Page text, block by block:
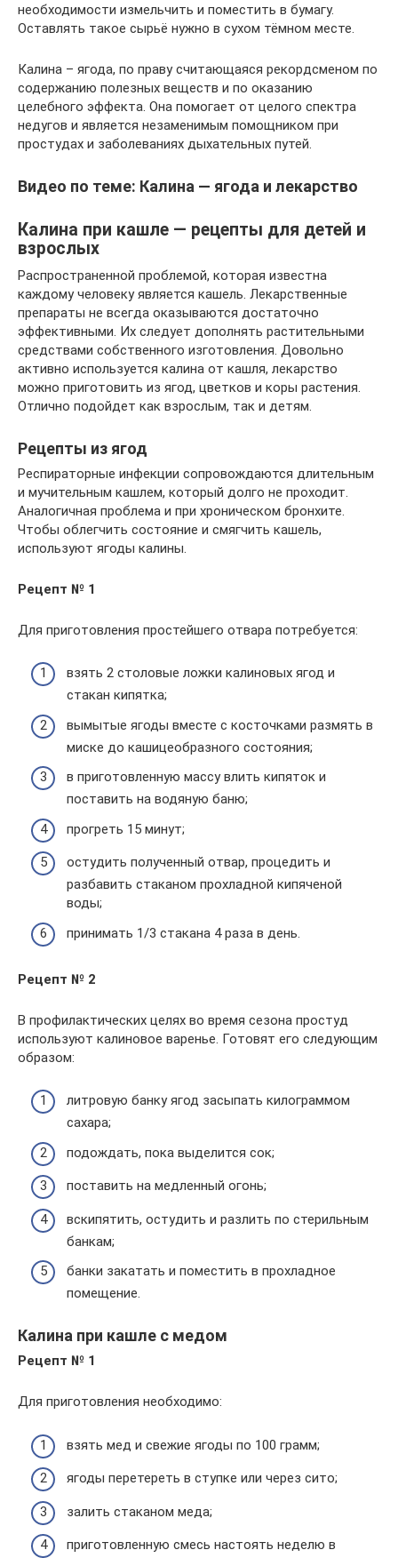
необходимости измельчить и поместить в бумагу.
Оставлять такое сырьё нужно в сухом тёмном месте.
Калина – ягода, по праву считающаяся рекордсменом по
содержанию полезных веществ и по оказанию
целебного эффекта. Она помогает от целого спектра
недугов и является незаменимым помощником при
простудах и заболеваниях дыхательных путей.
Видео по теме: Калина — ягода и лекарство
Калина при кашле — рецепты для детей и
взрослых
Распространенной проблемой, которая известна
каждому человеку является кашель. Лекарственные
препараты не всегда оказываются достаточно
эффективными. Их следует дополнять растительными
средствами собственного изготовления. Довольно
активно используется калина от кашля, лекарство
можно приготовить из ягод, цветков и коры растения.
Отлично подойдет как взрослым, так и детям.
Рецепты из ягод
Респираторные инфекции сопровождаются длительным
и мучительным кашлем, который долго не проходит.
Аналогичная проблема и при хроническом бронхите.
Чтобы облегчить состояние и смягчить кашель,
используют ягоды калины.
Рецепт № 1
Для приготовления простейшего отвара потребуется:
взять 2 столовые ложки калиновых ягод и
стакан кипятка;
вымытые ягоды вместе с косточками размять в
миске до кашицеобразного состояния;
в приготовленную массу влить кипяток и
поставить на водяную баню;
прогреть 15 минут;
остудить полученный отвар, процедить и
разбавить стаканом прохладной кипяченой
воды;
принимать 1/3 стакана 4 раза в день.
Рецепт № 2
В профилактических целях во время сезона простуд
используют калиновое варенье. Готовят его следующим
образом:
литровую банку ягод засыпать килограммом
сахара;
подождать, пока выделится сок;
поставить на медленный огонь;
вскипятить, остудить и разлить по стерильным
банкам;
банки закатать и поместить в прохладное
помещение.
Калина при кашле с медом
Рецепт № 1
Для приготовления необходимо:
взять мед и свежие ягоды по 100 грамм;
ягоды перетереть в ступке или через сито;
залить стаканом меда;
приготовленную смесь настоять неделю в